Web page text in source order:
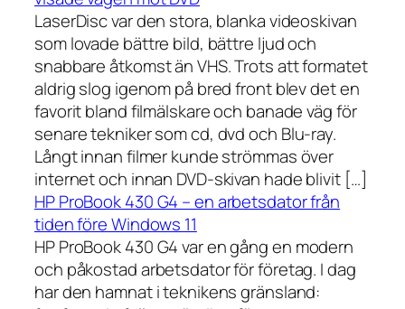
LaserDisc var den stora, blanka videoskivan
som lovade bättre bild, bättre ljud och
snabbare åtkomst än VHS. Trots att formatet
aldrig slog igenom på bred front blev det en
favorit bland filmälskare och banade väg för
senare tekniker som cd, dvd och Blu-ray.
Långt innan filmer kunde strömmas över
internet och innan DVD-skivan hade blivit […]
HP ProBook 430 G4 – en arbetsdator från
tiden före Windows 11
HP ProBook 430 G4 var en gång en modern
och påkostad arbetsdator för företag. I dag
har den hamnat i teknikens gränsland: